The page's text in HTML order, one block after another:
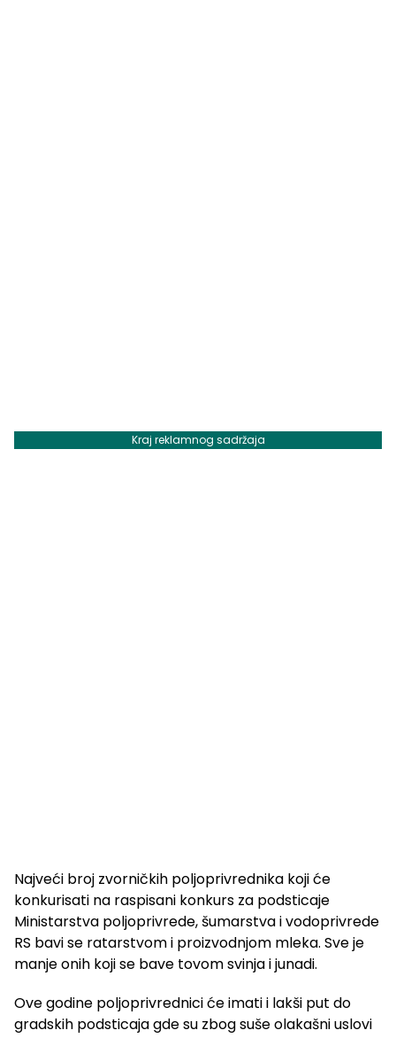
Kraj reklamnog sadržaja
Najveći broj zvorničkih poljoprivrednika koji će
konkurisati na raspisani konkurs za podsticaje
Ministarstva poljoprivrede, šumarstva i vodoprivrede
RS bavi se ratarstvom i proizvodnjom mleka. Sve je
manje onih koji se bave tovom svinja i junadi.
Ove godine poljoprivrednici će imati i lakši put do
gradskih podsticaja gde su zbog suše olakašni uslovi